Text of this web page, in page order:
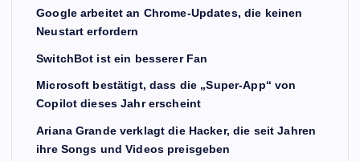
Google arbeitet an Chrome-Updates, die keinen
Neustart erfordern
SwitchBot ist ein besserer Fan
Microsoft bestätigt, dass die „Super-App“ von
Copilot dieses Jahr erscheint
Ariana Grande verklagt die Hacker, die seit Jahren
ihre Songs und Videos preisgeben